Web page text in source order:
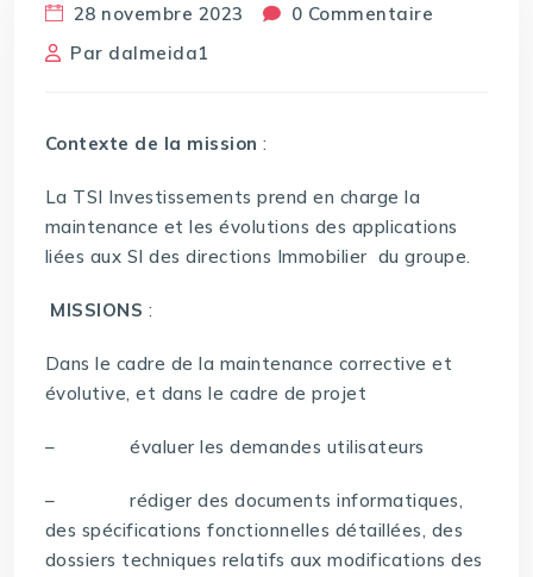
28 novembre 2023
0 Commentaire
Par dalmeida1
Contexte de la mission :
La TSI Investissements prend en charge la
maintenance et les évolutions des applications
liées aux SI des directions Immobilier du groupe.
MISSIONS :
Dans le cadre de la maintenance corrective et
évolutive, et dans le cadre de projet
– évaluer les demandes utilisateurs
– rédiger des documents informatiques,
des spécifications fonctionnelles détaillées, des
dossiers techniques relatifs aux modifications des